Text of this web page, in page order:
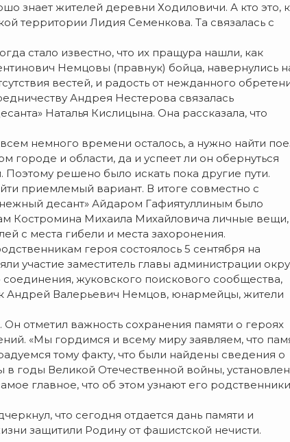
знает жителей деревни Ходиловичи. А кто это,
территории Лидия Семенкова. Та связалась с
стало известно, что их пращура нашли, как
Немцовы (правнук) бойца, навернулись
вестей, и радость от нежданного
Андрея Нестерова связалась
Наталья Кислицына. Она рассказала, что
немного времени осталось, а нужно найти
городе и области, да и успеет ли он обернуться
решено было искать пока другие пути.
приемлемый вариант. В итоге совместно с
десант» Айдаром Гафиятуллиным было
Костромина Михаила Михайловича личные вещи,
с места гибели и места захоронения.
героя состоялось 5 сентября на
участие заместитель главы администрации
жуковского поискового сообщества,
Андрей Валерьевич Немцов, юнармейцы, жители
отметил важность сохранения памяти о героях
«Мы гордимся и всему миру заявляем, что
тому факту, что были найдены сведения о
Великой Отечественной войны,
главное, что об этом узнают его
что сегодня отдается дань памяти и
защитили Родину от фашистской нечисти.